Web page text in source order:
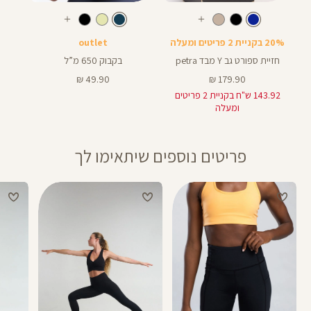
צבע
כחול
עוד
20% בקניית 2 פריטים ומעלה
חזיית ספורט גב Y מבד petra
מחיר
מוצר
179.90 ₪
143.92 ש"ח בקניית 2 פריטים
ומעלה
צבע
נייבי
עוד
outlet
בקבוק 650 מ”ל
מחיר
49.90 ₪
פריטים נוספים שיתאימו לך